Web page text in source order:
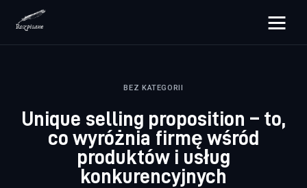
rozpisane.pl
Zdrowie
Uroda
BEZ KATEGORII
Unique selling proposition – to,
co wyróżnia firmę wśród
produktów i usług
konkurencyjnych